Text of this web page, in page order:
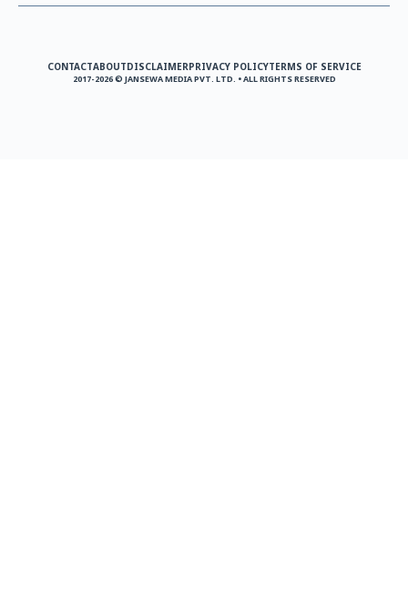
CONTACTABOUTDISCLAIMERPRIVACY POLICYTERMS OF SERVICE
2017-2026 © JANSEWA MEDIA PVT. LTD. • ALL RIGHTS RESERVED